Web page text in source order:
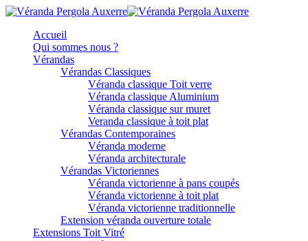
Accueil
Qui sommes nous ?
Vérandas
Vérandas Classiques
Véranda classique Toit verre
Véranda classique Aluminium
Véranda classique sur muret
Veranda classique à toit plat
Vérandas Contemporaines
Véranda moderne
Véranda architecturale
Vérandas Victoriennes
Véranda victorienne à pans coupés
Véranda victorienne à toit plat
Véranda victorienne traditionnelle
Extension véranda ouverture totale
Extensions Toit Vitré